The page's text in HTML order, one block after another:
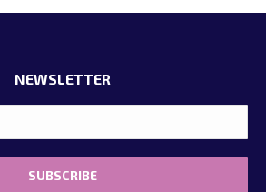
NEWSLETTER